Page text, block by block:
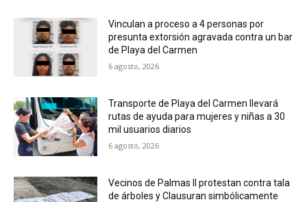
Vinculan a proceso a 4 personas por
presunta extorsión agravada contra un bar
de Playa del Carmen
6 agosto, 2026
Transporte de Playa del Carmen llevará
rutas de ayuda para mujeres y niñas a 30
mil usuarios diarios
6 agosto, 2026
Vecinos de Palmas II protestan contra tala
de árboles y Clausuran simbólicamente